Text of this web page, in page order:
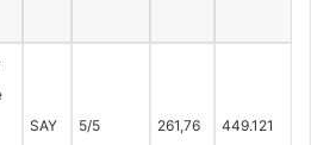
SAY 5/5 261,76 449.121